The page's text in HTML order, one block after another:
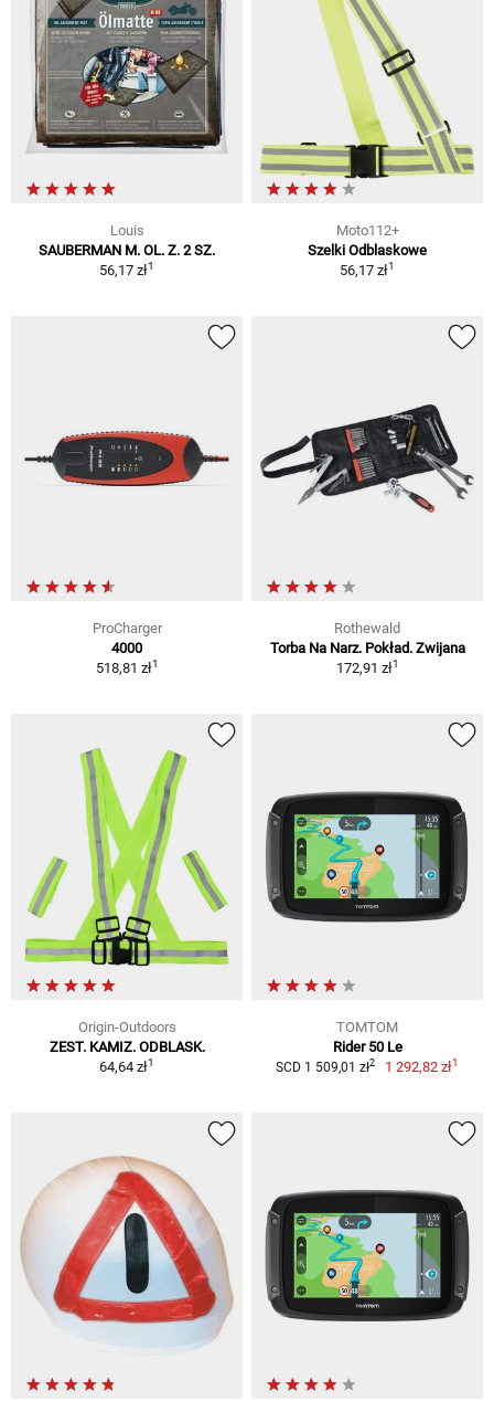
Louis
SAUBERMAN M. OL. Z. 2 SZ.
56,17 zł1
Moto112+
Szelki Odblaskowe
56,17 zł1
ProCharger
4000
518,81 zł1
Rothewald
Torba Na Narz. Pokład. Zwijana
172,91 zł1
Origin-Outdoors
ZEST. KAMIZ. ODBLASK.
64,64 zł1
TOMTOM
Rider 50 Le
SCD 1 509,01 zł2 1 292,82 zł1